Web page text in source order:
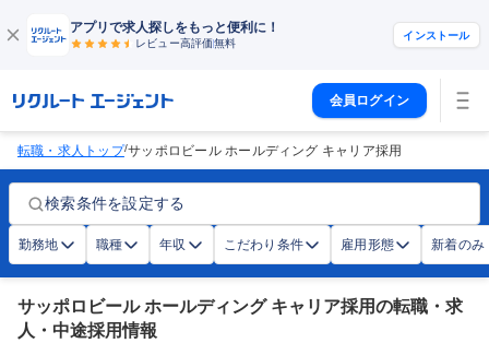
アプリで求人探しをもっと便利に！
レビュー高評価無料
インストール
会員ログイン
転職・求人トップ/サッポロビール ホールディング キャリア採用
検索条件を設定する
勤務地 職種 年収 こだわり条件 雇用形態 新着のみ
サッポロビール ホールディング キャリア採用の転職・求
人・中途採用情報